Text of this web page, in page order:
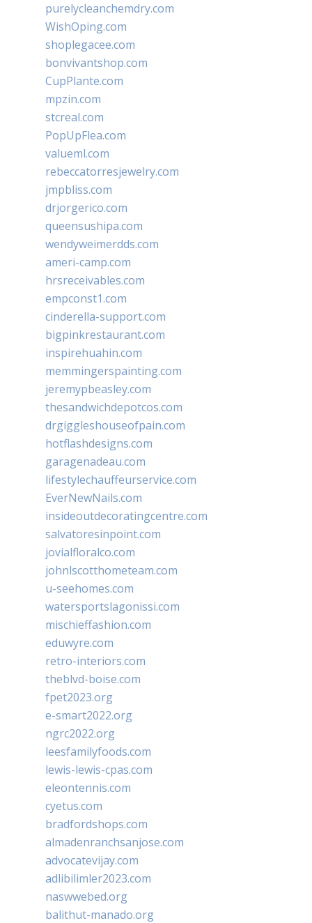
purelycleanchemdry.com
WishOping.com
shoplegacee.com
bonvivantshop.com
CupPlante.com
mpzin.com
stcreal.com
PopUpFlea.com
valueml.com
rebeccatorresjewelry.com
jmpbliss.com
drjorgerico.com
queensushipa.com
wendyweimerdds.com
ameri-camp.com
hrsreceivables.com
empconst1.com
cinderella-support.com
bigpinkrestaurant.com
inspirehuahin.com
memmingerspainting.com
jeremypbeasley.com
thesandwichdepotcos.com
drgiggleshouseofpain.com
hotflashdesigns.com
garagenadeau.com
lifestylechauffeurservice.com
EverNewNails.com
insideoutdecoratingcentre.com
salvatoresinpoint.com
jovialfloralco.com
johnlscotthometeam.com
u-seehomes.com
watersportslagonissi.com
mischieffashion.com
eduwyre.com
retro-interiors.com
theblvd-boise.com
fpet2023.org
e-smart2022.org
ngrc2022.org
leesfamilyfoods.com
lewis-lewis-cpas.com
eleontennis.com
cyetus.com
bradfordshops.com
almadenranchsanjose.com
advocatevijay.com
adlibilimler2023.com
naswwebed.org
balithut-manado.org